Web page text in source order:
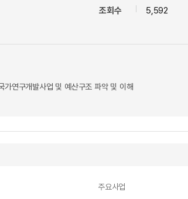
조회수 5,592
가연구개발사업 및 예산구조 파악 및 이해
주요사업